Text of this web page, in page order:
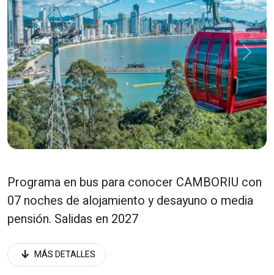
Previous Next
Programa en bus para conocer CAMBORIU con
07 noches de alojamiento y desayuno o media
pensión. Salidas en 2027
arrow_downward_alt MÁS DETALLES